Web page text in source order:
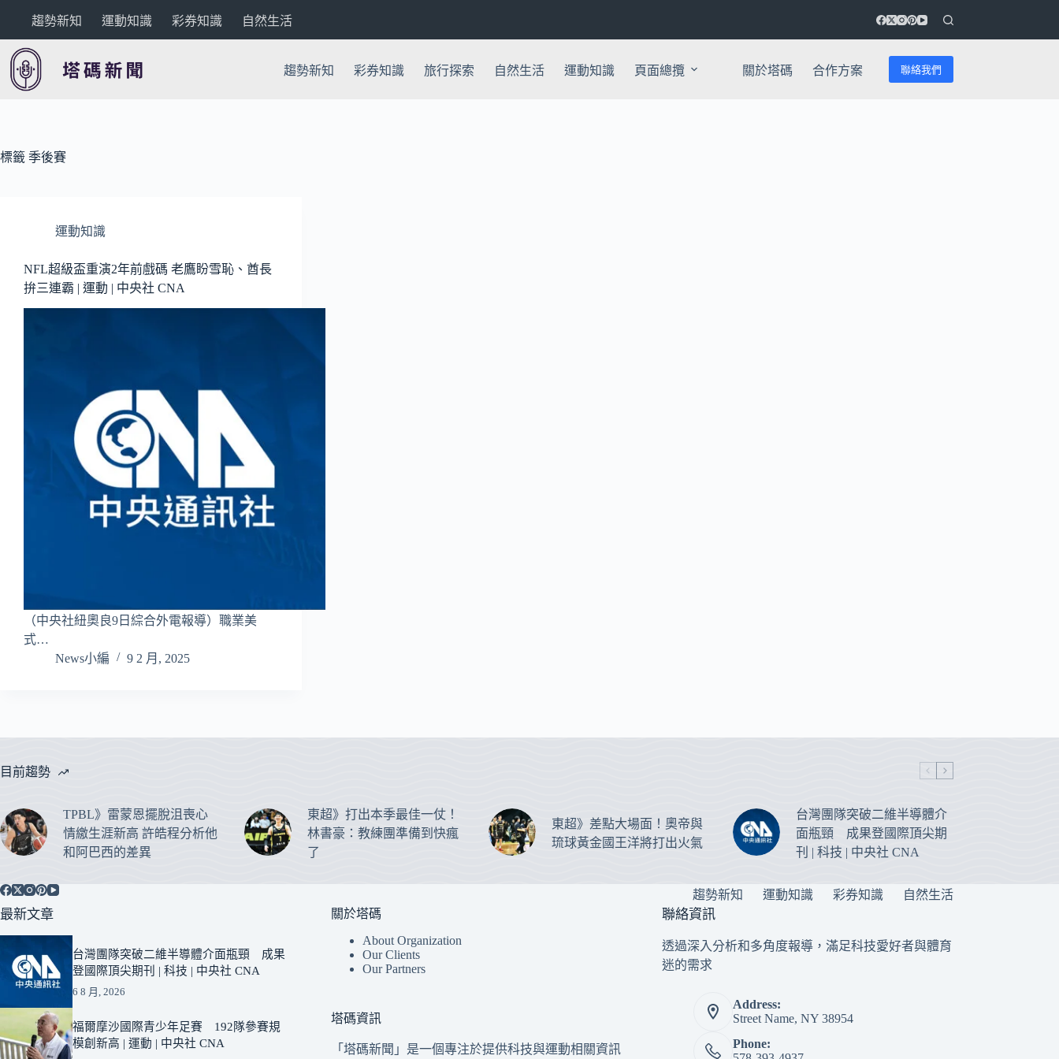
要
內
趨勢新知 運動知識 彩券知識 自然生活
趨勢新知 彩券知識 旅行探索 自然生活 運動知識 頁面總攬 關於塔碼 合作方案 聯絡我們
標籤 季後賽
運動知識
NFL超級盃重演2年前戲碼 老鷹盼雪恥、酋長
拚三連霸 | 運動 | 中央社 CNA
（中央社紐奧良9日綜合外電報導）職業美
式…
News小編
9 2 月, 2025
目前趨勢
TPBL》雷蒙恩擺脫沮喪心
情繳生涯新高 許皓程分析他
和阿巴西的差異
東超》打出本季最佳一仗！
林書豪：教練團準備到快瘋
了
東超》差點大場面！奧帝與
琉球黃金國王洋將打出火氣
台灣團隊突破二維半導體介
面瓶頸 成果登國際頂尖期
刊 | 科技 | 中央社 CNA
趨勢新知 運動知識 彩券知識 自然生活
最新文章
台灣團隊突破二維半導體介面瓶頸 成果
登國際頂尖期刊 | 科技 | 中央社 CNA
6 8 月, 2026
福爾摩沙國際青少年足賽 192隊參賽規
模創新高 | 運動 | 中央社 CNA
關於塔碼
About Organization
Our Clients
Our Partners
塔碼資訊
「塔碼新聞」是一個專注於提供科技與運動相關資訊
聯絡資訊
透過深入分析和多角度報導，滿足科技愛好者與體育
迷的需求
Address:
Street Name, NY 38954
Phone: